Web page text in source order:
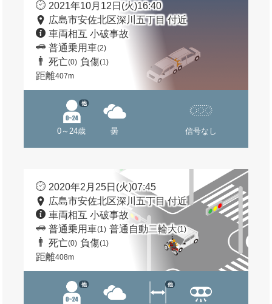
2021年10月12日(火)16:40
広島市安佐北区深川五丁目 付近
車両相互 小破事故
普通乗用車(2)
死亡(0) 負傷(1)
距離407m
0～24歳
他
曇 信号なし
2020年2月25日(火)07:45
広島市安佐北区深川五丁目 付近
車両相互 小破事故
普通乗用車(1) 普通自動二輪大(1)
死亡(0) 負傷(1)
距離408m
他 他